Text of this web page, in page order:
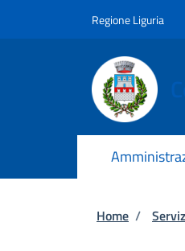
Regione Liguria
Home /